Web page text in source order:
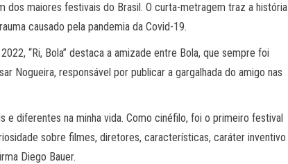
dos maiores festivais do Brasil. O curta-metragem traz a história
causado pela pandemia da Covid-19.
“Ri, Bola” destaca a amizade entre Bola, que sempre foi
Nogueira, responsável por publicar a gargalhada do amigo nas
e diferentes na minha vida. Como cinéfilo, foi o primeiro festival
sobre filmes, diretores, características, caráter inventivo
Diego Bauer.